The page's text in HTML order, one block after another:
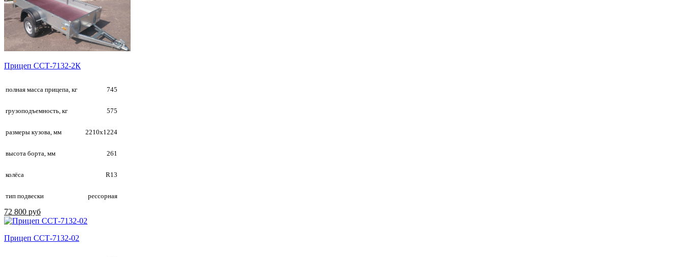
Прицеп ССТ-7132-2К
полная масса прицепа, кг 745
грузоподъемность, кг 575
размеры кузова, мм 2210х1224
высота борта, мм 261
колёса R13
тип подвески рессорная
72 800 руб
Прицеп ССТ-7132-02